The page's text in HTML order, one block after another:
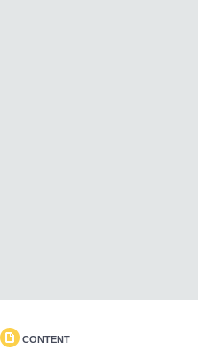
CONTENT